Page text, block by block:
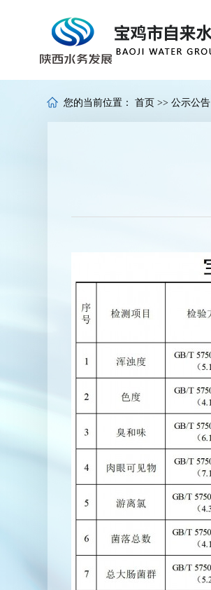
您的当前位置： 首页 >> 公示公告